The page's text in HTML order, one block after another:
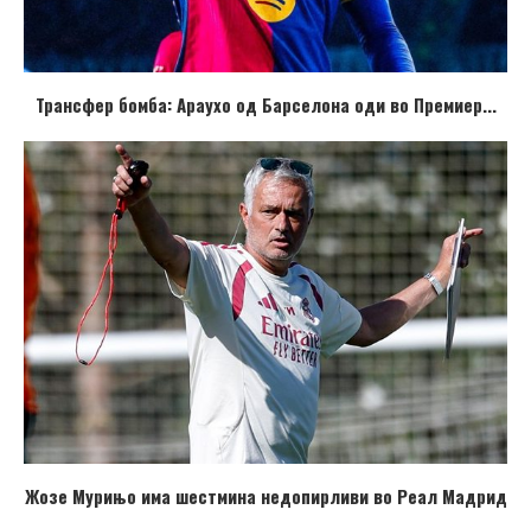
Трансфер бомба: Араухо од Барселона оди во Премиер...
Жозе Мурињо има шестмина недопирливи во Реал Мадрид